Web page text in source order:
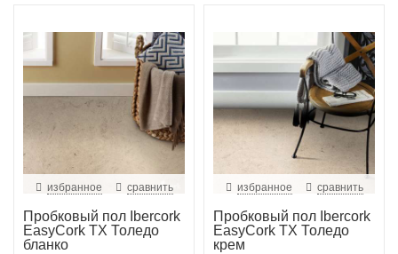
избранное сравнить
Пробковый пол Ibercork
EasyCork TX Толедо
бланко
избранное сравнить
Пробковый пол Ibercork
EasyCork TX Толедо
крем